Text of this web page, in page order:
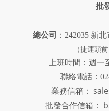
批
總公司 ：242035 新
（捷運頭
上班時間：週一
聯絡電話：
業務信箱：
批發合作信箱：